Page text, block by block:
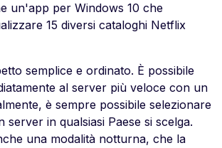
un'app per Windows 10 che
15 diversi cataloghi Netflix
semplice e ordinato. È possibile
al server più veloce con un
è sempre possibile selezionare
server in qualsiasi Paese si scelga.
una modalità notturna, che la